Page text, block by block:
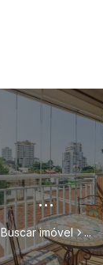
...
Buscar imóvel ...